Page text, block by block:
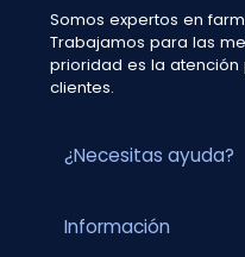
Somos expertos en
Trabajamos para las
prioridad es la
clientes.
¿Necesitas ayuda?
Información